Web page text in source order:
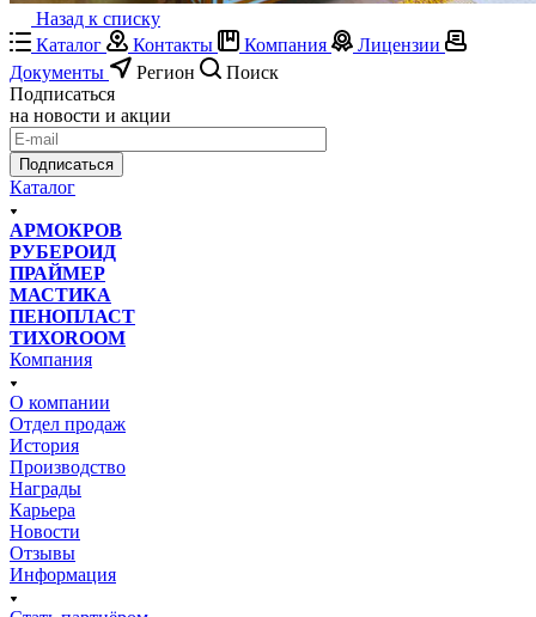
Назад к списку
Каталог
Контакты Компания
Лицензии
Документы
Регион
Поиск
Подписаться
на новости и акции
Подписаться
Каталог
АРМОКРОВ
РУБЕРОИД
ПРАЙМЕР
МАСТИКА
ПЕНОПЛАСТ
ТИХОROOM
Компания
О компании
Отдел продаж
История
Производство
Награды
Карьера
Новости
Отзывы
Информация